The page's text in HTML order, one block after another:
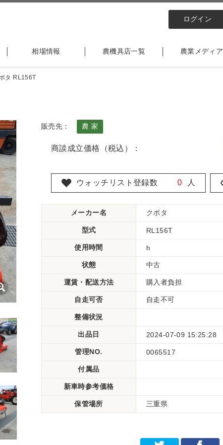
ログイン
相場情報 農機具店一覧 農業メディア
タ RL156T
販売先： 農 家
商談成立価格（税込）：
ウォッチリスト登録数 0 人
メーカー名 クボタ
型式 RL156T
使用時間 h
状態 中古
運賃・配送方法 購入者負担
自走可否 自走不可
整備状況
出品日 2024-07-09 15:25:28
管理NO. 0065517
付属品
新車時参考価格
保管場所 三重県